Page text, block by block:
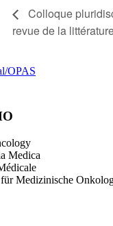
OPAS
Colloque
revue de la
Medica
Medizinische